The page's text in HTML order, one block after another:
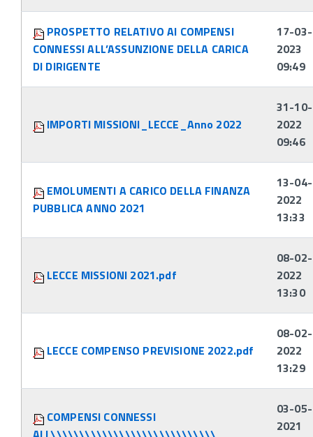
PROSPETTO RELATIVO AI COMPENSI
CONNESSI ALL’ASSUNZIONE DELLA CARICA
DI DIRIGENTE
17-03-
2023
09:49
IMPORTI MISSIONI_LECCE_Anno 2022
31-10-
2022
09:46
EMOLUMENTI A CARICO DELLA FINANZA
PUBBLICA ANNO 2021
13-04-
2022
13:33
LECCE MISSIONI 2021.pdf
08-02-
2022
13:30
LECCE COMPENSO PREVISIONE 2022.pdf
08-02-
2022
13:29
COMPENSI CONNESSI
03-05-
2021